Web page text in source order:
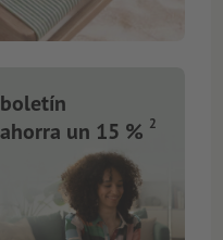
un 15 % 2